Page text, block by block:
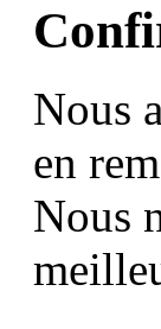
Nous
en
Nous